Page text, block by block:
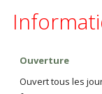
Ouverture
Ouvert tous les